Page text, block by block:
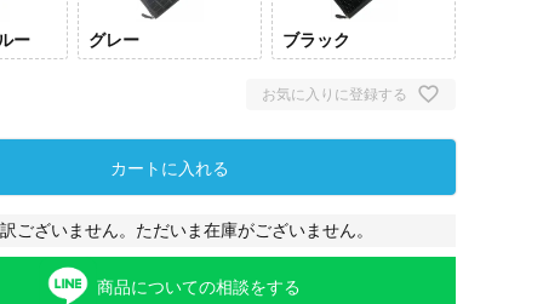
ラズベリー
ー グレー ブラック
お気に入りに登録する
カートに入れる
ございません。ただいま在庫がございません。
商品についての相談をする